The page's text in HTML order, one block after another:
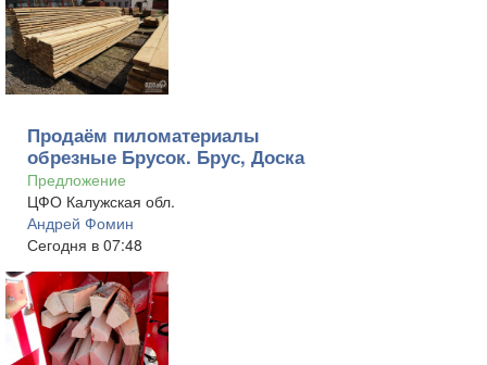
Продаём пиломатериалы
обрезные Брусок. Брус, Доска
Предложение
ЦФО Калужская обл.
Андрей Фомин
Сегодня в 07:48